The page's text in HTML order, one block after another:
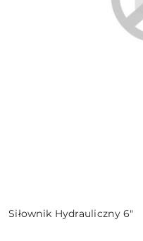
Siłownik Hydrauliczny 6"